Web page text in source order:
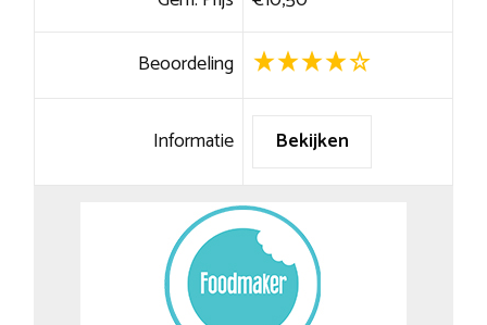
Beoordeling
Informatie Bekijken